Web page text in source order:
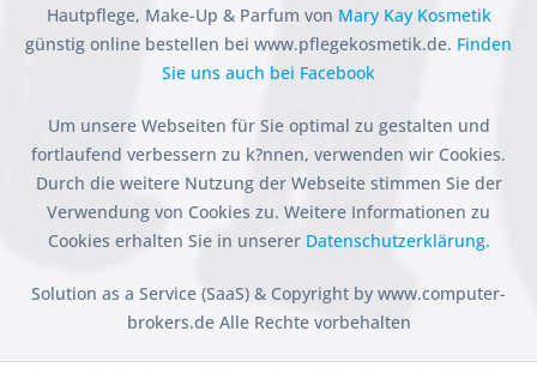
Hautpflege, Make-Up & Parfum von Mary Kay Kosmetik
günstig online bestellen bei www.pflegekosmetik.de. Finden
Sie uns auch bei Facebook
Um unsere Webseiten für Sie optimal zu gestalten und
fortlaufend verbessern zu k?nnen, verwenden wir Cookies.
Durch die weitere Nutzung der Webseite stimmen Sie der
Verwendung von Cookies zu. Weitere Informationen zu
Cookies erhalten Sie in unserer Datenschutzerklärung.
Solution as a Service (SaaS) & Copyright by www.computer-
brokers.de Alle Rechte vorbehalten